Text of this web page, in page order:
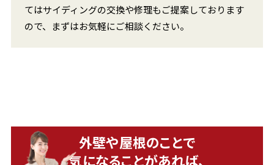
てはサイディングの交換や修理もご提案しております
ので、まずはお気軽にご相談ください。
外壁や屋根のことで
気になることがあれば、